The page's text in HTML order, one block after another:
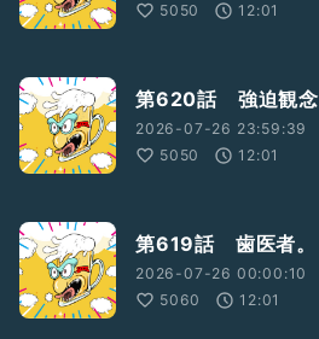
5050
12:01
第620話 強迫観念
2026-07-26 23:59:39
5050
12:01
第619話 歯医者。
2026-07-26 00:00:10
5060
12:01